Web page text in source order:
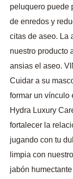
peluquero puede
de enredos y
citas de aseo. La
nuestro producto
ansias el aseo.
Cuidar a su
formar un vínculo
Hydra Luxury
fortalecer la
jugando con tu
limpia con
jabón